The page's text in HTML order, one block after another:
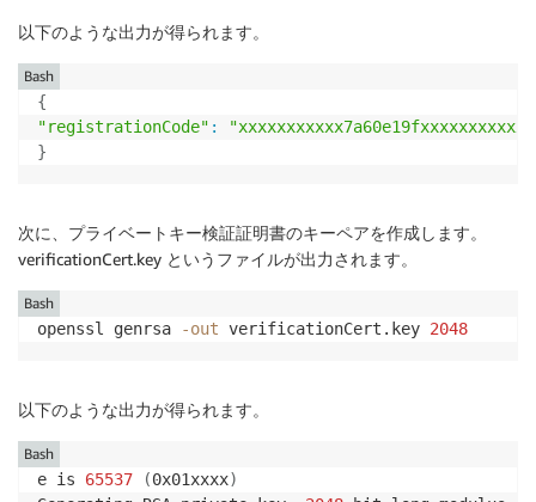
以下のような出力が得られます。
{
"registrationCode" :
}
Bash
次に、プライベートキー検証証明書のキーペアを作成します。
verificationCert.key というファイルが出力されます。
openssl genrsa -out verificationCert.key 2048
Bash
以下のような出力が得られます。
e is 65537 (0x01xxxx)
Bash